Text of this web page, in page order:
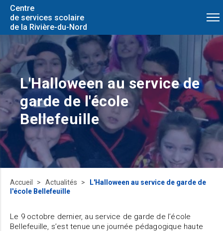
Centre
de services scolaire
de la Rivière-du-Nord
L'Halloween au service de
garde de l'école
Bellefeuille
Accueil Actualités
L'Halloween au service de garde de
l'école Bellefeuille
Le 9 octobre dernier, au service de garde de l’école
Bellefeuille, s’est tenue une journée pédagogique haute